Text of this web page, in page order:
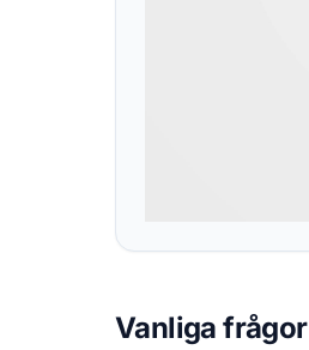
Vanliga frågor